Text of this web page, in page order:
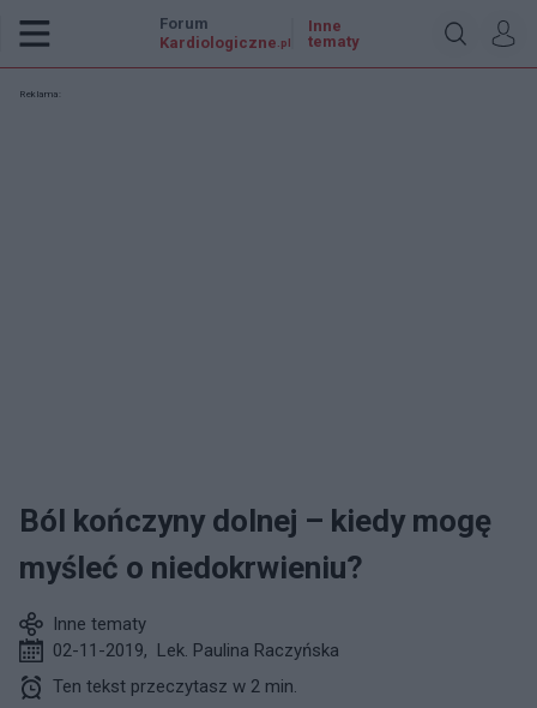
Forum
Kardiologiczne .pl
Inne
tematy
Reklama:
Ból kończyny dolnej – kiedy mogę
myśleć o niedokrwieniu?
Inne tematy
02-11-2019, Lek. Paulina Raczyńska
Ten tekst przeczytasz w 2 min.